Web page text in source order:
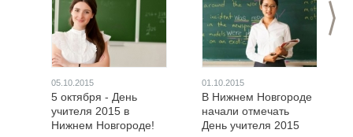
>
05.10.2015
5 октября - День
учителя 2015 в
Нижнем Новгороде!
01.10.2015
В Нижнем Новгороде
начали отмечать
День учителя 2015